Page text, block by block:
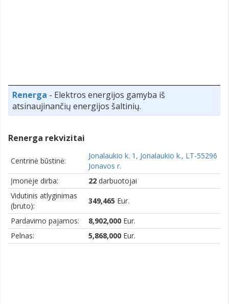
Renerga - Elektros energijos gamyba iš
atsinaujinančių energijos šaltinių.
Renerga rekvizitai
Centrinė būstinė:
Jonalaukio k. 1, Jonalaukio k., LT-55296
Jonavos r.
Įmonėje dirba:
22 darbuotojai
Vidutinis atlyginimas
(bruto):
349,465 Eur.
Pardavimo pajamos: 8,902,000 Eur.
Pelnas:
5,868,000 Eur.